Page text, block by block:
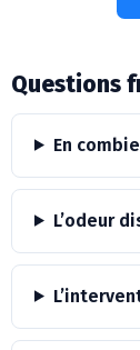
Questions
En
L’odeur